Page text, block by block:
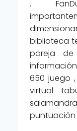
.
biblioteca
pareja
650 juego
virtual
puntuación